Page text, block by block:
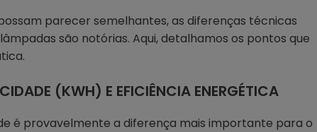
parecer semelhantes, as diferenças técnicas
são notórias. Aqui, detalhamos os pontos que
(KWH) E EFICIÊNCIA ENERGÉTICA
é provavelmente a diferença mais importante para o